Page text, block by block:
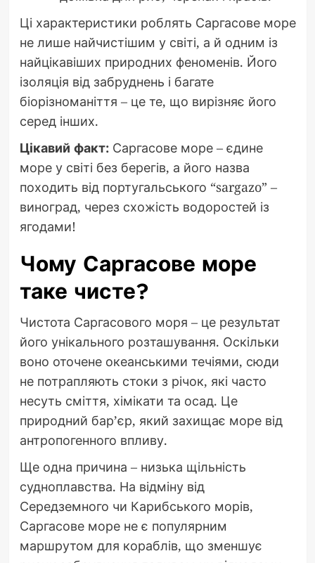
Ці характеристики роблять Саргасове море
не лише найчистішим у світі, а й одним із
найцікавіших природних феноменів. Його
ізоляція від забруднень і багате
біорізноманіття – це те, що вирізняє його
серед інших.
Цікавий факт:Саргасове море – єдине
море у світі без берегів, а його назва
походить від португальського “sargazo” –
виноград, через схожість водоростей із
ягодами!
Чому Саргасове море
таке чисте?
Чистота Саргасового моря – це результат
його унікального розташування. Оскільки
воно оточене океанськими течіями, сюди
не потрапляють стоки з річок, які часто
несуть сміття, хімікати та осад. Це
природний бар’єр, який захищає море від
антропогенного впливу.
Ще одна причина – низька щільність
судноплавства. На відміну від
Середземного чи Карибського морів,
Саргасове море не є популярним
маршрутом для кораблів, що зменшує